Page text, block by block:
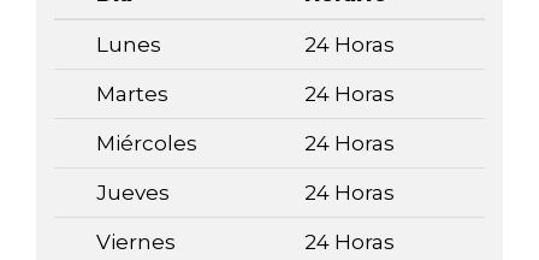
Lunes 24 Horas
Martes 24 Horas
Miércoles 24 Horas
Jueves 24 Horas
Viernes 24 Horas